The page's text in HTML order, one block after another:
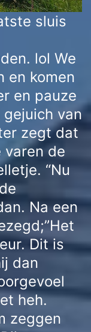
sluis
lol We
en komen
en pauze
van
zegt dat
varen de
“Nu
Na een
Dit is
dan
heh.
zeggen